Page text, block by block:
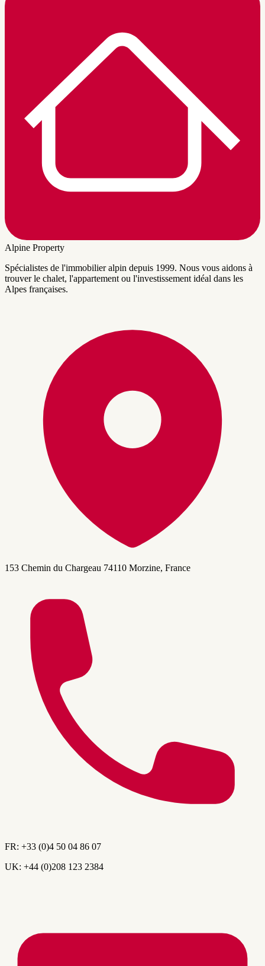
Alpine Property
Spécialistes de l'immobilier alpin depuis 1999. Nous vous aidons à
trouver le chalet, l'appartement ou l'investissement idéal dans les
Alpes françaises.
153 Chemin du Chargeau 74110 Morzine, France
FR: +33 (0)4 50 04 86 07
UK: +44 (0)208 123 2384